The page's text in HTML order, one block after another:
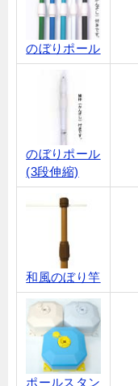
のぼりポール
のぼりポール
(3段伸縮)
和風のぼり竿
ポールスタン